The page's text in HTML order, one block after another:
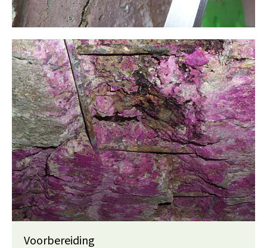
Voorbereiding